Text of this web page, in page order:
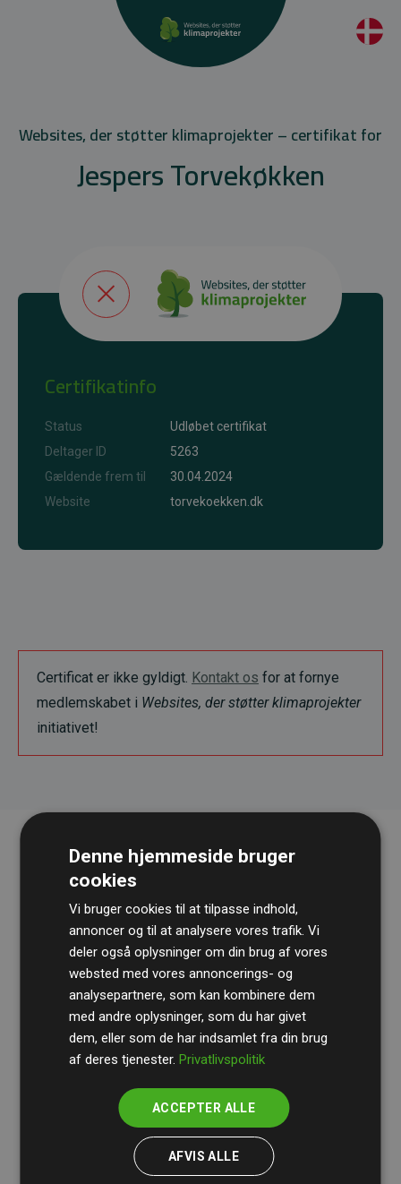
Websites, der støtter klimaprojekter – certifikat for
Jespers Torvekøkken
Certifikatinfo
Status
Udløbet certifikat
Deltager ID
5263
Gældende frem til
30.04.2024
Website
torvekoekken.dk
Certificat er ikke gyldigt. Kontakt os for at fornye
medlemskabet i Websites, der støtter klimaprojekter
initiativet!
RevisionshusetBDOgennemgår løbende vores
beregninger og metode for at sikre gennemsigtighed
og pålidelighed.
Deres revision dokumenterer, at vores investeringer i
medlemmernes websites estimerede CO₂-
Denne hjemmeside bruger
cookies
Vi bruger cookies til at tilpasse indhold,
annoncer og til at analysere vores trafik. Vi
deler også oplysninger om din brug af vores
websted med vores annoncerings- og
analysepartnere, som kan kombinere dem
med andre oplysninger, som du har givet
dem, eller som de har indsamlet fra din brug
af deres tjenester.Privatlivspolitik
ACCEPTER ALLE
AFVIS ALLE